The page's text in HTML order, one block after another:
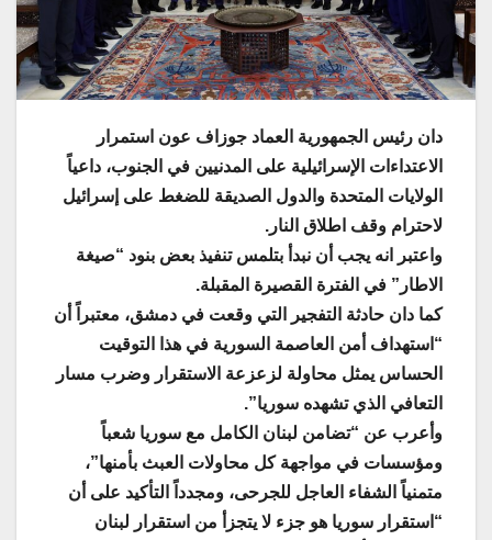
دان رئيس الجمهورية العماد جوزاف عون استمرار
الاعتداءات الإسرائيلية على المدنيين في الجنوب، داعياً
الولايات المتحدة والدول الصديقة للضغط على إسرائيل
لاحترام وقف اطلاق النار.
واعتبر انه يجب أن نبدأ بتلمس تنفيذ بعض بنود “صيغة
الاطار” في الفترة القصيرة المقبلة.
كما دان حادثة التفجير التي وقعت في دمشق، معتبراً أن
“استهداف أمن العاصمة السورية في هذا التوقيت
الحساس يمثل محاولة لزعزعة الاستقرار وضرب مسار
التعافي الذي تشهده سوريا”.
وأعرب عن “تضامن لبنان الكامل مع سوريا شعباً
ومؤسسات في مواجهة كل محاولات العبث بأمنها”،
متمنياً الشفاء العاجل للجرحى، ومجدداً التأكيد على أن
“استقرار سوريا هو جزء لا يتجزأ من استقرار لبنان